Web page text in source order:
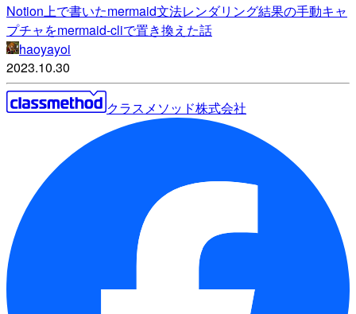
Notion上で書いたmermaid文法レンダリング結果の手動キャ
プチャをmermaid-cliで置き換えた話
haoyayoi
2023.10.30
クラスメソッド株式会社